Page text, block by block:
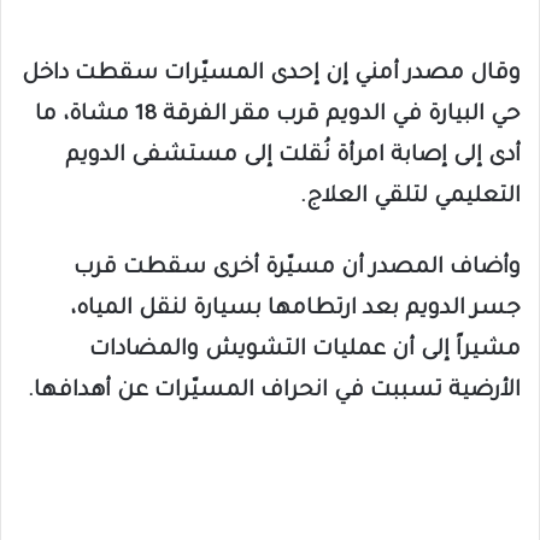
وقال مصدر أمني إن إحدى المسيّرات سقطت داخل
حي البيارة في الدويم قرب مقر الفرقة 18 مشاة، ما
أدى إلى إصابة امرأة نُقلت إلى مستشفى الدويم
التعليمي لتلقي العلاج.
وأضاف المصدر أن مسيّرة أخرى سقطت قرب
جسر الدويم بعد ارتطامها بسيارة لنقل المياه،
مشيراً إلى أن عمليات التشويش والمضادات
الأرضية تسببت في انحراف المسيّرات عن أهدافها.